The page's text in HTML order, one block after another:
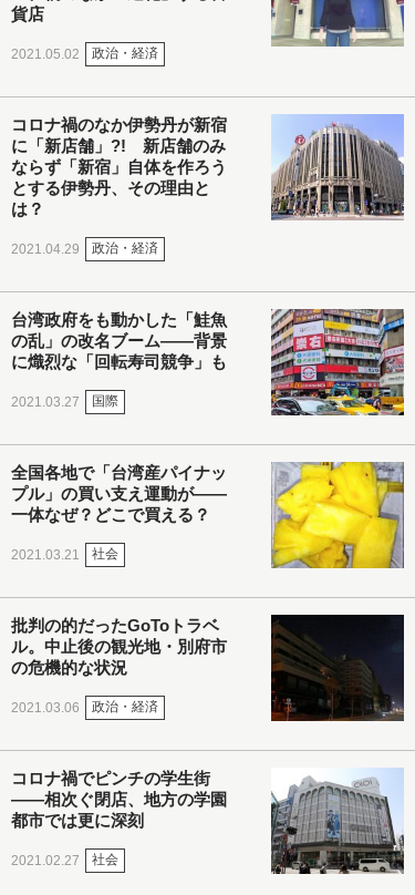
貨店
2021.05.02 政治・経済
コロナ禍のなか伊勢丹が新宿
に「新店舗」?! 新店舗のみ
ならず「新宿」自体を作ろう
とする伊勢丹、その理由と
は？
2021.04.29 政治・経済
台湾政府をも動かした「鮭魚
の乱」の改名ブーム――背景
に熾烈な「回転寿司競争」も
2021.03.27 国際
全国各地で「台湾産パイナッ
プル」の買い支え運動が――
一体なぜ？どこで買える？
2021.03.21 社会
批判の的だったGoToトラベ
ル。中止後の観光地・別府市
の危機的な状況
2021.03.06 政治・経済
コロナ禍でピンチの学生街
――相次ぐ閉店、地方の学園
都市では更に深刻
2021.02.27 社会